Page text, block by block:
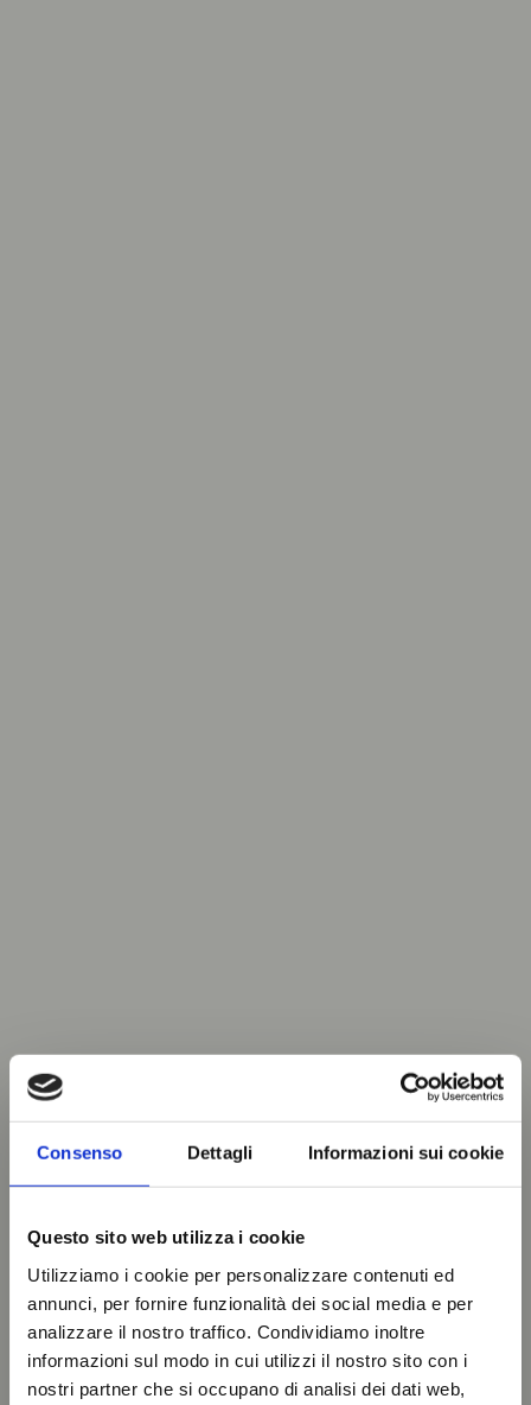
Consenso Dettagli Informazioni sui cookie
Questo sito web utilizza i cookie
Utilizziamo i cookie per personalizzare contenuti ed
annunci, per fornire funzionalità dei social media e per
analizzare il nostro traffico. Condividiamo inoltre
informazioni sul modo in cui utilizzi il nostro sito con i
nostri partner che si occupano di analisi dei dati web,